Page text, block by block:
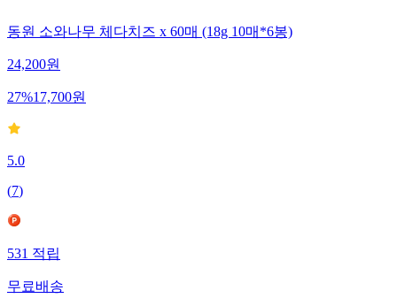
동원 소와나무 체다치즈 x 60매 (18g 10매*6봉)
24,200원
27%17,700원
5.0
(7)
531적립
무료배송